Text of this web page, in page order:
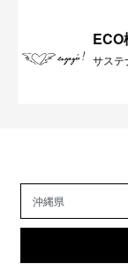
ECO
サステ